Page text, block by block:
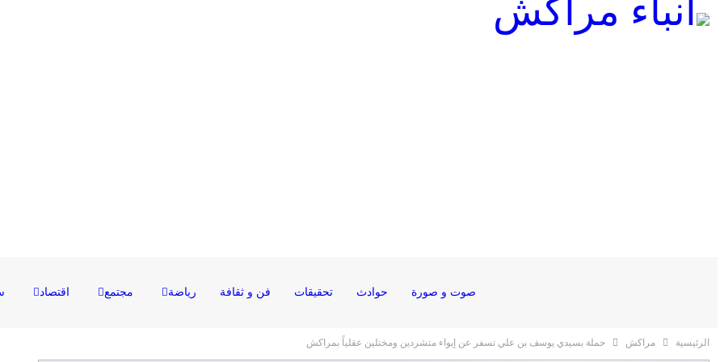
اقتصاد مجتمع رياضة فن و ثقافة تحقيقات حوادث صوت و صورة
الرئيسية مراكش حملة بسيدي يوسف بن علي تسفر عن إيواء متشردين ومختلين عقلياً بمراكش